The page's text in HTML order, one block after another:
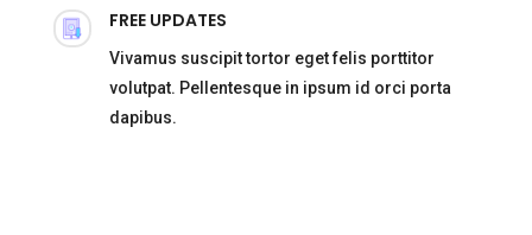
FREE UPDATES
Vivamus suscipit tortor eget felis porttitor
volutpat. Pellentesque in ipsum id orci porta
dapibus.